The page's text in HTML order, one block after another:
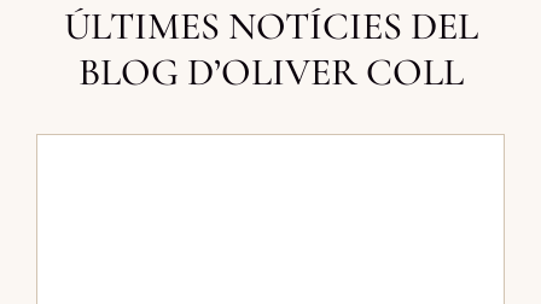
ÚLTIMES NOTÍCIES DEL
BLOG D’OLIVER COLL